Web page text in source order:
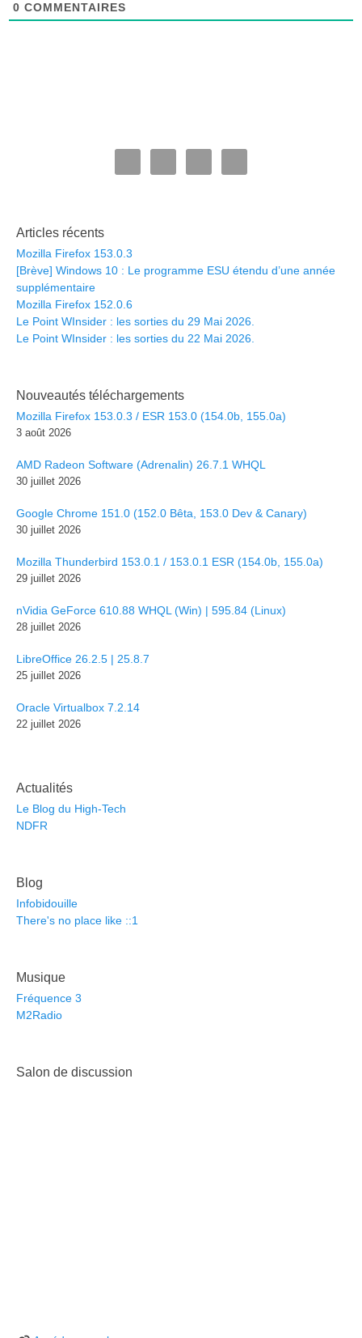
0 COMMENTAIRES
Articles récents
Mozilla Firefox 153.0.3
[Brève] Windows 10 : Le programme ESU étendu d’une année
supplémentaire
Mozilla Firefox 152.0.6
Le Point WInsider : les sorties du 29 Mai 2026.
Le Point WInsider : les sorties du 22 Mai 2026.
Nouveautés téléchargements
Mozilla Firefox 153.0.3 / ESR 153.0 (154.0b, 155.0a)
3 août 2026
AMD Radeon Software (Adrenalin) 26.7.1 WHQL
30 juillet 2026
Google Chrome 151.0 (152.0 Bêta, 153.0 Dev & Canary)
30 juillet 2026
Mozilla Thunderbird 153.0.1 / 153.0.1 ESR (154.0b, 155.0a)
29 juillet 2026
nVidia GeForce 610.88 WHQL (Win) | 595.84 (Linux)
28 juillet 2026
LibreOffice 26.2.5 | 25.8.7
25 juillet 2026
Oracle Virtualbox 7.2.14
22 juillet 2026
Actualités
Le Blog du High-Tech
NDFR
Blog
Infobidouille
There's no place like ::1
Musique
Fréquence 3
M2Radio
Salon de discussion